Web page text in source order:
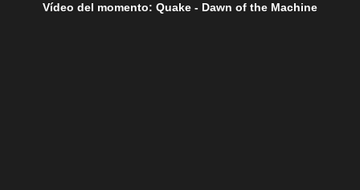
Vídeo del momento: Quake - Dawn of the Machine